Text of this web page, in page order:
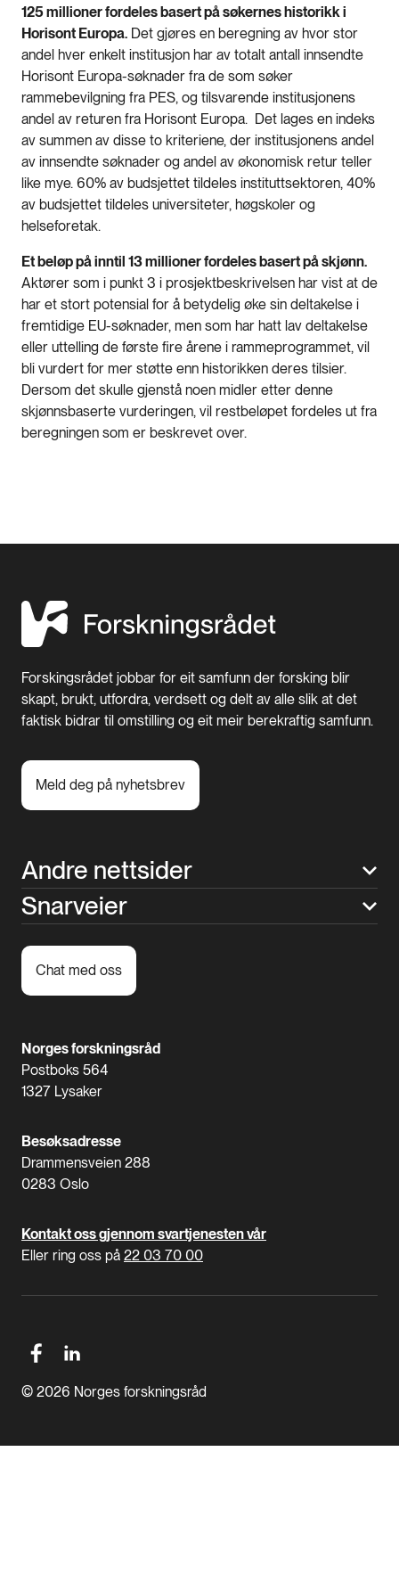
125 millioner fordeles basert på søkernes historikk i
Horisont Europa. Det gjøres en beregning av hvor stor
andel hver enkelt institusjon har av totalt antall innsendte
Horisont Europa-søknader fra de som søker
rammebevilgning fra PES, og tilsvarende institusjonens
andel av returen fra Horisont Europa. Det lages en indeks
av summen av disse to kriteriene, der institusjonens andel
av innsendte søknader og andel av økonomisk retur teller
like mye. 60% av budsjettet tildeles instituttsektoren, 40%
av budsjettet tildeles universiteter, høgskoler og
helseforetak.
Et beløp på inntil 13 millioner fordeles basert på skjønn.
Aktører som i punkt 3 i prosjektbeskrivelsen har vist at de
har et stort potensial for å betydelig øke sin deltakelse i
fremtidige EU-søknader, men som har hatt lav deltakelse
eller uttelling de første fire årene i rammeprogrammet, vil
bli vurdert for mer støtte enn historikken deres tilsier.
Dersom det skulle gjenstå noen midler etter denne
skjønnsbaserte vurderingen, vil restbeløpet fordeles ut fra
beregningen som er beskrevet over.
Forskingsrådet jobbar for eit samfunn der forsking blir
skapt, brukt, utfordra, verdsett og delt av alle slik at det
faktisk bidrar til omstilling og eit meir berekraftig samfunn.
Meld deg på nyhetsbrev
Andre nettsider
Snarveier
Chat med oss
Norges forskningsråd
Postboks 564
1327 Lysaker
Besøksadresse
Drammensveien 288
0283 Oslo
Kontakt oss gjennom svartjenesten vår
Eller ring oss på 22 03 70 00
© 2026 Norges forskningsråd